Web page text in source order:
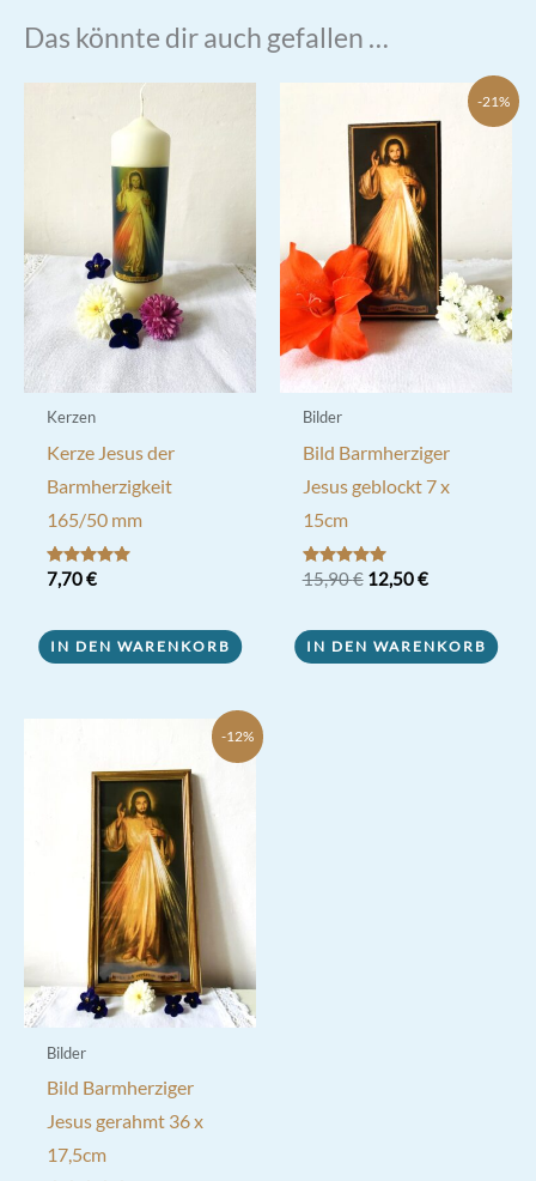
Das könnte dir auch gefallen …
Kerzen
Kerze Jesus der
Barmherzigkeit
165/50 mm
Bewertet mit
5.00
7,70€
IN DEN WARENKORB
-21%
Bilder
Bild Barmherziger
Jesus geblockt 7 x
15cm
Bewertet mit
5.00
15,90€ Ursprünglicher
15,90 €
12,50€Aktueller
12,50 €.
IN DEN WARENKORB
-12%
Bilder
Bild Barmherziger
Jesus gerahmt 36 x
17,5cm